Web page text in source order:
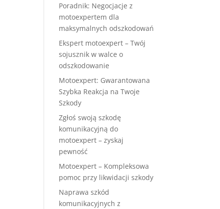
Poradnik: Negocjacje z
motoexpertem dla
maksymalnych odszkodowań
Ekspert motoexpert – Twój
sojusznik w walce o
odszkodowanie
Motoexpert: Gwarantowana
Szybka Reakcja na Twoje
Szkody
Zgłoś swoją szkodę
komunikacyjną do
motoexpert – zyskaj
pewność
Motoexpert – Kompleksowa
pomoc przy likwidacji szkody
Naprawa szkód
komunikacyjnych z